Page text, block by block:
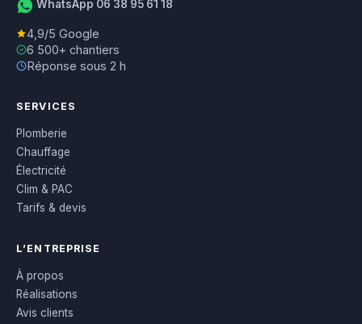
WhatsApp 06 38 95 61 18
4,9/5 Google
6 500+ chantiers
Réponse sous 2 h
SERVICES
Plomberie
Chauffage
Électricité
Clim & PAC
Tarifs & devis
L’ENTREPRISE
À propos
Réalisations
Avis clients